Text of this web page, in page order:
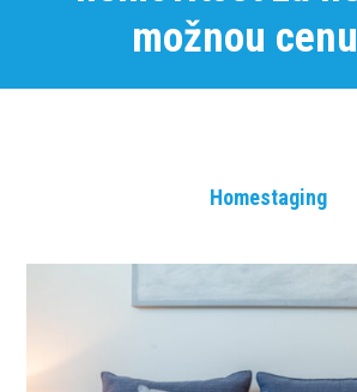
možnou
Homestaging